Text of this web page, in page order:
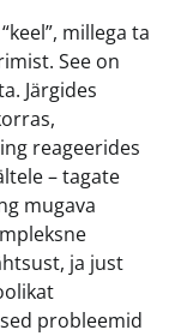
millega ta
See on
Järgides
reageerides
– tagate
mugava
ja just
probleemid